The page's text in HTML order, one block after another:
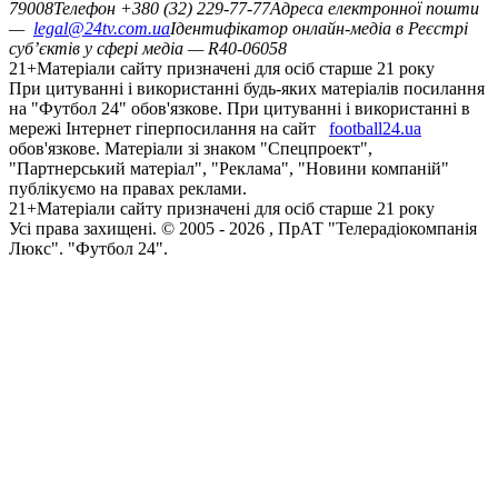
79008Телефон +380 (32) 229-77-77Адреса електронної пошти
— legal@24tv.com.uaІдентифікатор онлайн-медіа в Реєстрі
суб’єктів у сфері медіа — R40-06058
21+Матеріали сайту призначені для осіб старше 21 року
При цитуванні і використанні будь-яких матеріалів посилання
на "Футбол 24" обов'язкове. При цитуванні і використанні в
мережі Інтернет гіперпосилання на сайт
football24.ua
обов'язкове. Матеріали зі знаком "Спецпроект",
"Партнерський матеріал", "Реклама", "Новини компаній"
публікуємо на правах реклами.
21+Матеріали сайту призначені для осіб старше 21 року
Усi права захищенi. © 2005 - 2026 , ПрАТ "Телерадіокомпанія
Люкс". "Футбол 24".